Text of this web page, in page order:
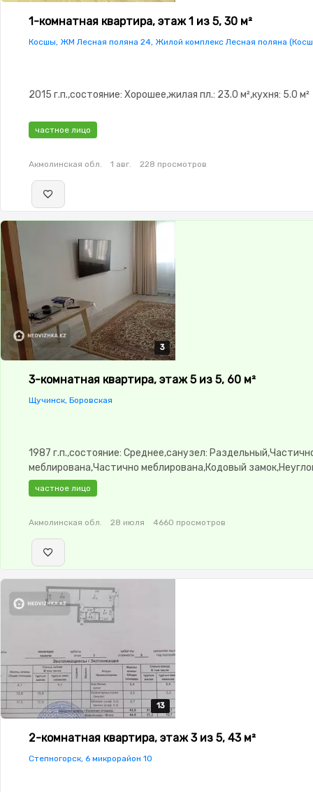
1-комнатная квартира, этаж 1 из 5, 30 м²
Косшы, ЖМ Лесная поляна 24, Жилой комплекс Лесная поляна
2015 г.п.,состояние: Хорошее,жилая пл.: 23.0 м²,кухня: 5.0 м²
частное лицо
Акмолинская обл. 1 авг. 228 просмотров
3
3
3
3-комнатная квартира, этаж 5 из 5, 60 м²
Щучинск, Боровская
1987 г.п.,состояние: Среднее,санузел:
меблирована,Частично меблирована,Кодовый
изолированы,Кладовка
частное лицо
Акмолинская обл. 28 июля 4660 просмотров
13
13
13
13
13
2-комнатная квартира, этаж 3 из 5, 43 м²
Степногорск, 6 микрорайон 10